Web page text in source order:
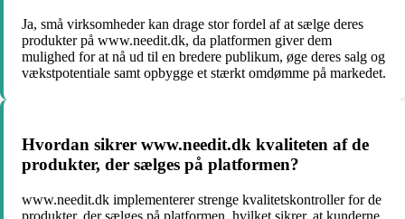
Ja, små virksomheder kan drage stor fordel af at sælge deres
produkter på www.needit.dk, da platformen giver dem
mulighed for at nå ud til en bredere publikum, øge deres salg og
vækstpotentiale samt opbygge et stærkt omdømme på markedet.
Hvordan sikrer www.needit.dk kvaliteten af de
produkter, der sælges på platformen?
www.needit.dk implementerer strenge kvalitetskontroller for de
produkter, der sælges på platformen, hvilket sikrer, at kunderne